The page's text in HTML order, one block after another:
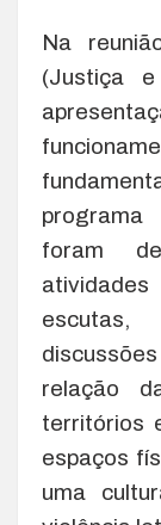
Na
(Justiça
foram
escutas,
relação
territórios
espaços
uma